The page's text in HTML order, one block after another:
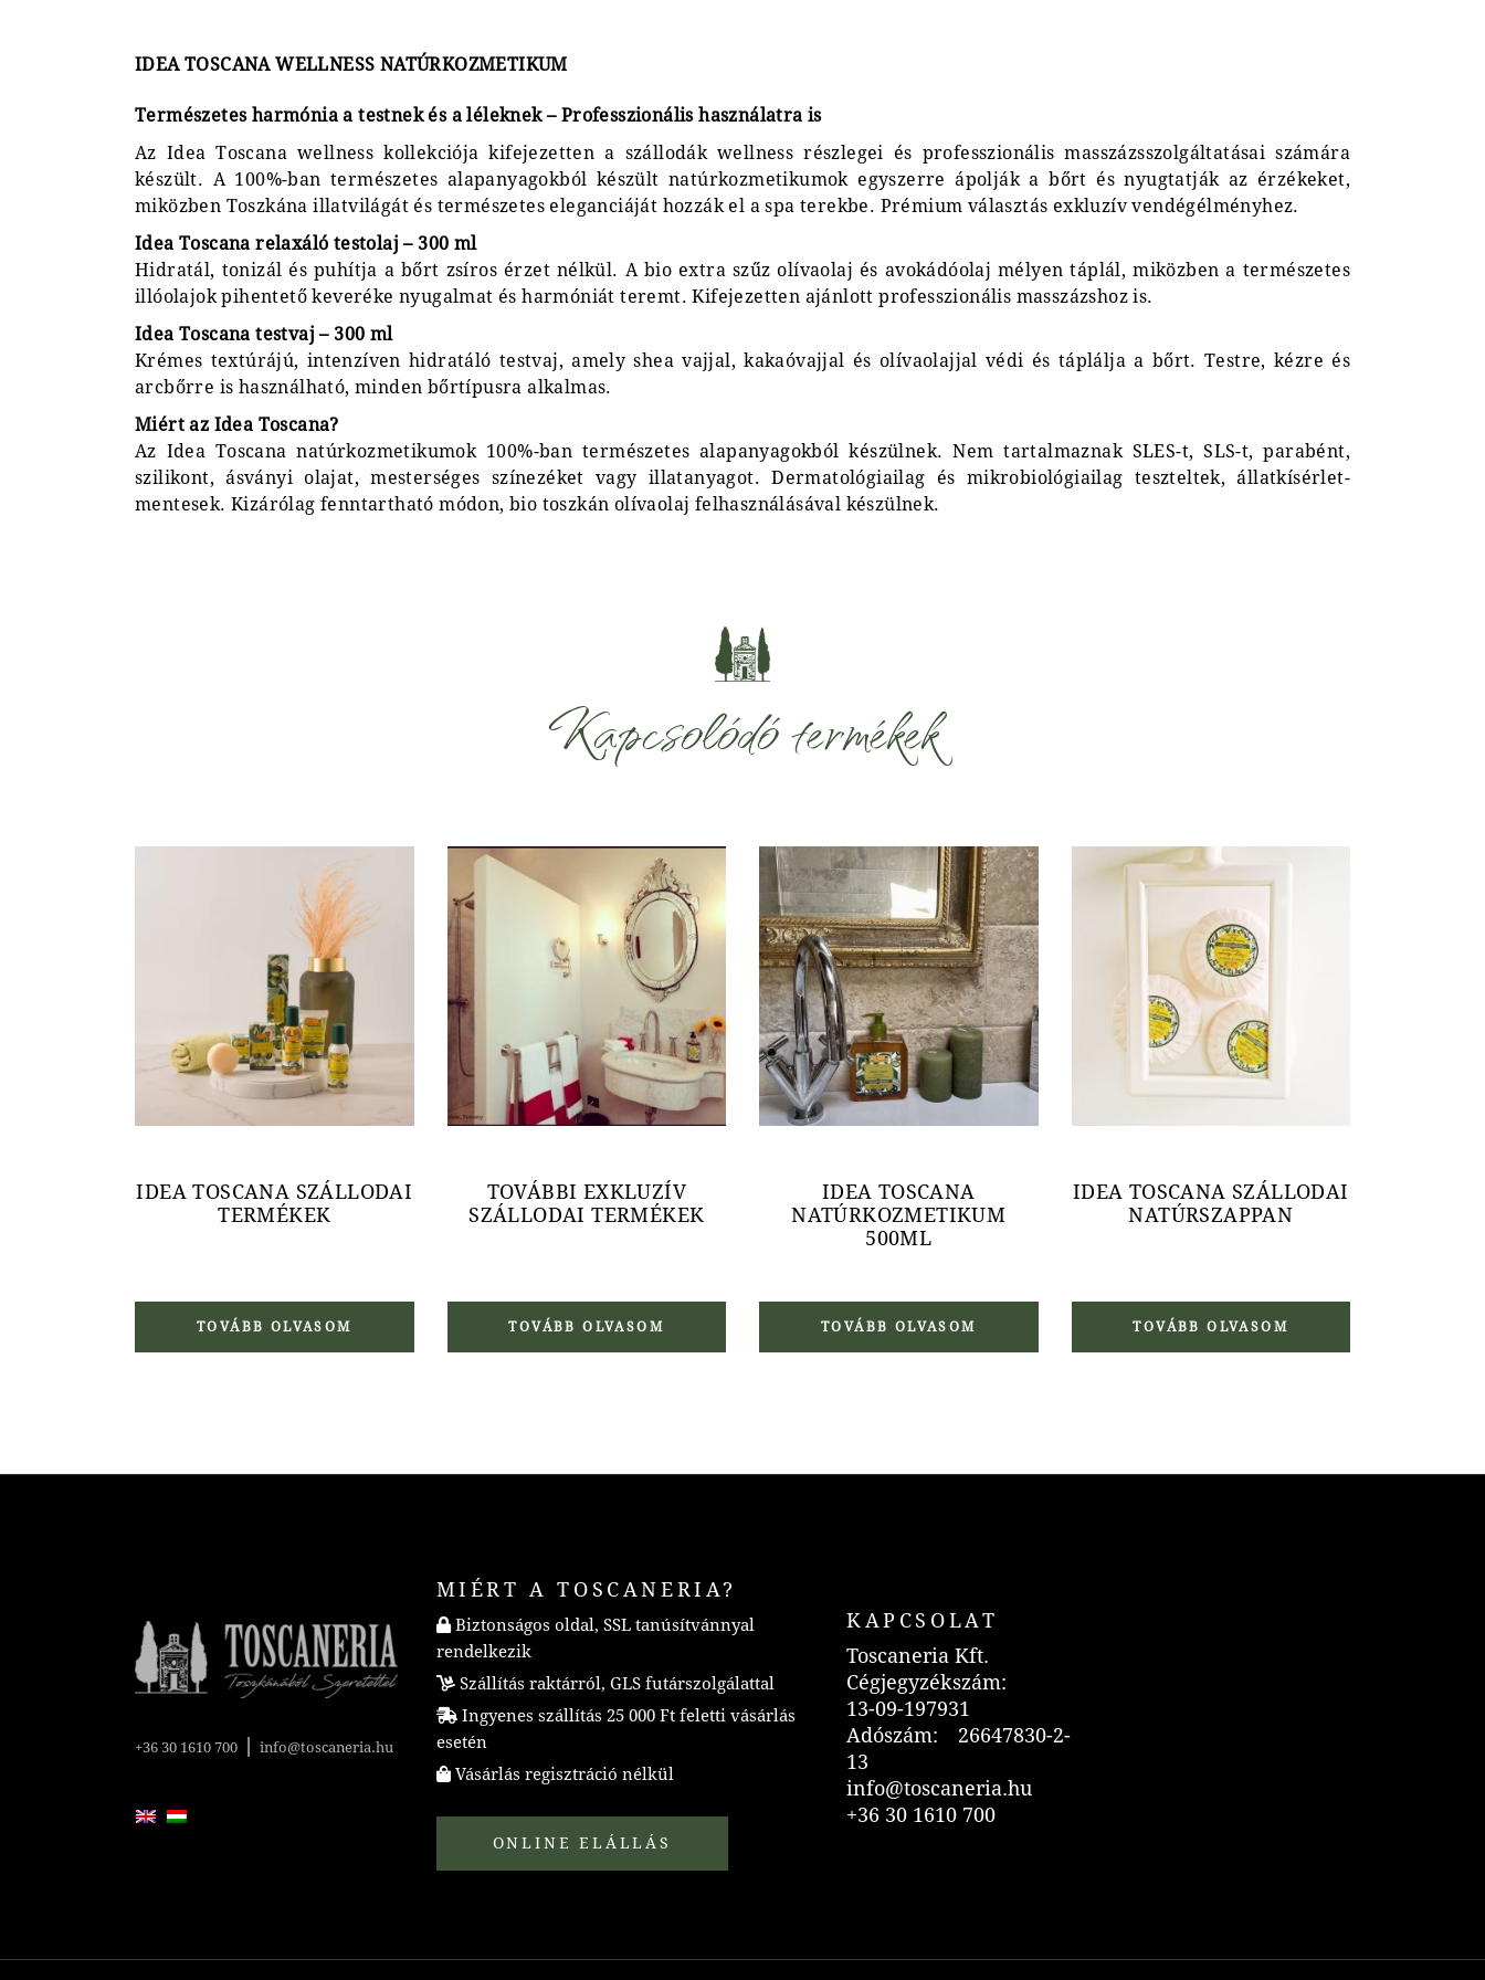
IDEA TOSCANA WELLNESS NATÚRKOZMETIKUM
Természetes harmónia a testnek és a léleknek – Professzionális használatra is
Az Idea Toscana wellness kollekciója kifejezetten a szállodák wellness részlegei és professzionális masszázsszolgáltatásai számára
készült. A 100%-ban természetes alapanyagokból készült natúrkozmetikumok egyszerre ápolják a bőrt és nyugtatják az érzékeket,
miközben Toszkána illatvilágát és természetes eleganciáját hozzák el a spa terekbe. Prémium választás exkluzív vendégélményhez.
Idea Toscana relaxáló testolaj – 300 ml
Hidratál, tonizál és puhítja a bőrt zsíros érzet nélkül. A bio extra szűz olívaolaj és avokádóolaj mélyen táplál, miközben a természetes
illóolajok pihentető keveréke nyugalmat és harmóniát teremt. Kifejezetten ajánlott professzionális masszázshoz is.
Idea Toscana testvaj – 300 ml
Krémes textúrájú, intenzíven hidratáló testvaj, amely shea vajjal, kakaóvajjal és olívaolajjal védi és táplálja a bőrt. Testre, kézre és
arcbőrre is használható, minden bőrtípusra alkalmas.
Miért az Idea Toscana?
Az Idea Toscana natúrkozmetikumok 100%-ban természetes alapanyagokból készülnek. Nem tartalmaznak SLES-t, SLS-t, parabént,
szilikont, ásványi olajat, mesterséges színezéket vagy illatanyagot. Dermatológiailag és mikrobiológiailag teszteltek, állatkísérlet-
mentesek. Kizárólag fenntartható módon, bio toszkán olívaolaj felhasználásával készülnek.
Kapcsolódó termékek
IDEA TOSCANA SZÁLLODAI
TERMÉKEK
TOVÁBB OLVASOM
TOVÁBBI EXKLUZÍV
SZÁLLODAI TERMÉKEK
TOVÁBB OLVASOM
IDEA TOSCANA
NATÚRKOZMETIKUM
500ML
TOVÁBB OLVASOM
IDEA TOSCANA SZÁLLODAI
NATÚRSZAPPAN
TOVÁBB OLVASOM
+36 30 1610 700 info@toscaneria.hu
MIÉRT A TOSCANERIA?
Biztonságos oldal, SSL tanúsítvánnyal
rendelkezik
Szállítás raktárról, GLS futárszolgálattal
Ingyenes szállítás 25 000 Ft feletti vásárlás
esetén
Vásárlás regisztráció nélkül
ONLINE ELÁLLÁS
KAPCSOLAT
Toscaneria Kft.
Cégjegyzékszám:
13-09-197931
Adószám: 26647830-2-
13
info@toscaneria.hu
+36 30 1610 700